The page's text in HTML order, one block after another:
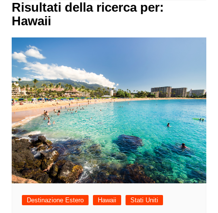
Risultati della ricerca per:
Hawaii
Destinazione Estero Hawaii Stati Uniti